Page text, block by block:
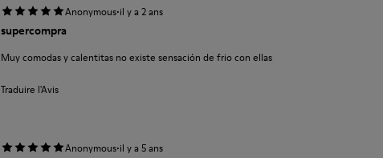
Anonymous·il y a 2 ans
supercompra
Muy comodas y calentitas no existe sensación de frio con ellas
Traduire l'Avis
Anonymous·il y a 5 ans